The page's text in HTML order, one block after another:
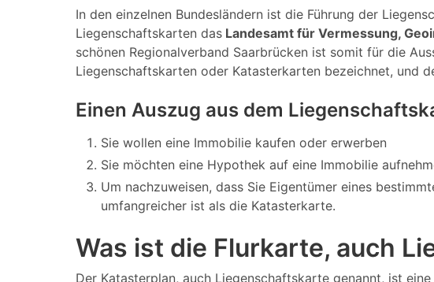
In den einzelnen Bundesländern ist die Führung der
Liegenschaftskarten das Landesamt für Vermessung,
schönen Regionalverband Saarbrücken ist somit für die
Liegenschaftskarten oder Katasterkarten bezeichnet, und
Einen Auszug aus dem
Sie wollen eine Immobilie kaufen oder erwerben
Sie möchten eine Hypothek auf eine Immobilie
Um nachzuweisen, dass Sie Eigentümer eines
umfangreicher ist als die Katasterkarte.
Was ist die Flurkarte, auch
Der Katasterplan, auch Liegenschaftskarte genannt, ist